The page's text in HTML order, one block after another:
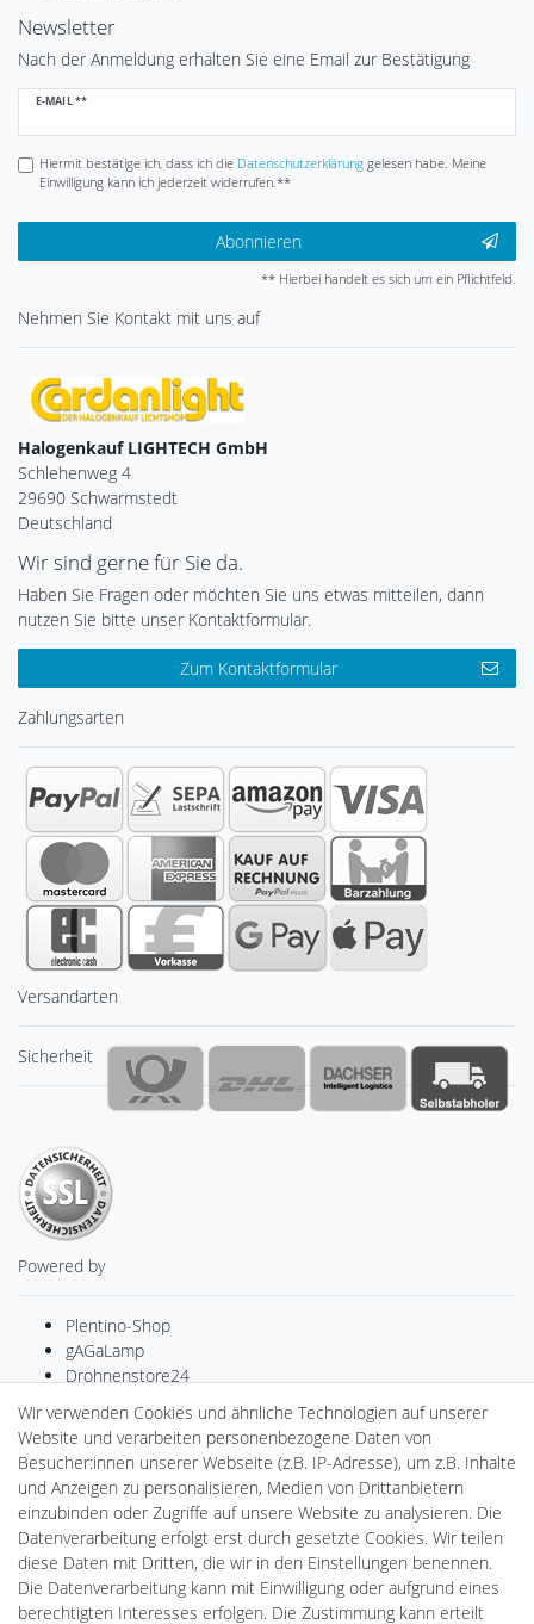
Newsletter
Nach der Anmeldung erhalten Sie eine Email zur Bestätigung
E-MAIL **
Newsletter
Hiermit bestätige ich, dass ich die Daten­schutz­erklärunggelesen habe. Meine
Einwilligung kann ich jederzeit widerrufen.**
Abonnieren
** Hierbei handelt es sich um ein Pflichtfeld.
Nehmen Sie Kontakt mit uns auf
Halogenkauf LIGHTECH GmbH
Schlehenweg 4
29690 Schwarmstedt
Deutschland
Wir sind gerne für Sie da.
Haben Sie Fragen oder möchten Sie uns etwas mitteilen, dann
nutzen Sie bitte unser Kontaktformular.
Zum Kontaktformular
Zahlungsarten
Versandarten
Sicherheit
Powered by
Plentino-Shop
gAGaLamp
Drohnenstore24
Batteriespeicher
PlentiSolar
Gebrauchtlicht
Ledkauf
DEYESOLAR
Lightech Connect
CardanLight Europe
FORTIMO LEDs
Wir verwenden Cookies und ähnliche Technologien auf unserer
Website und verarbeiten personenbezogene Daten von
Besucher:innen unserer Webseite (z.B. IP-Adresse), um z.B. Inhalte
und Anzeigen zu personalisieren, Medien von Drittanbietern
einzubinden oder Zugriffe auf unsere Website zu analysieren. Die
Datenverarbeitung erfolgt erst durch gesetzte Cookies. Wir teilen
diese Daten mit Dritten, die wir in den Einstellungen benennen.
Die Datenverarbeitung kann mit Einwilligung oder aufgrund eines
berechtigten Interesses erfolgen. Die Zustimmung kann erteilt